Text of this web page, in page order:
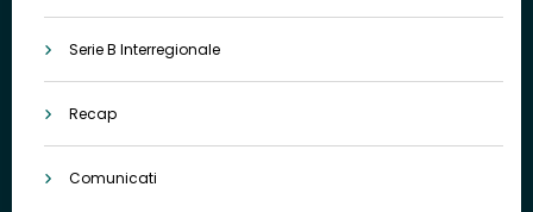
Serie B Interregionale
Recap
Comunicati